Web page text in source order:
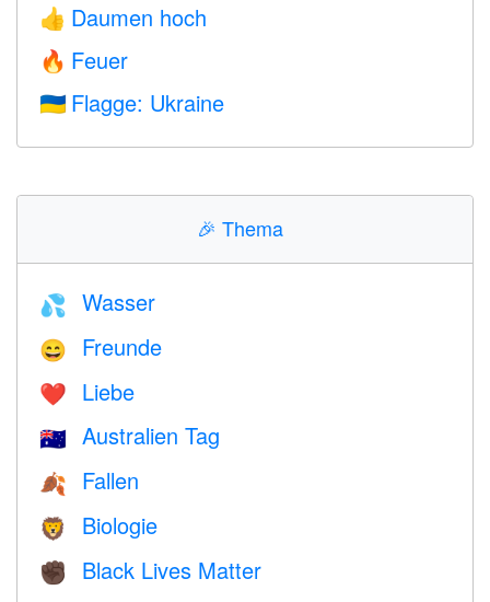
👍 Daumen hoch
🔥 Feuer
🇺🇦 Flagge: Ukraine
🎉 Thema
💦 Wasser
😄 Freunde
❤️️ Liebe
🇦🇺 Australien Tag
🍂 Fallen
🦁 Biologie
✊🏿 Black Lives Matter